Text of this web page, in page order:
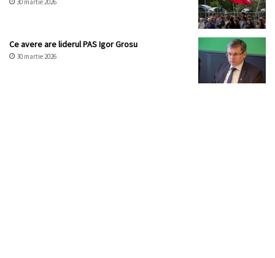
30 martie 2026
Ce avere are liderul PAS Igor Grosu
30 martie 2026